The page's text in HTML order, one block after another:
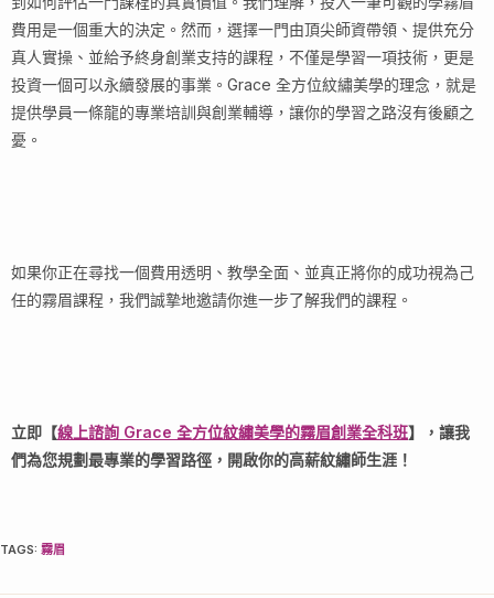
費用是一個重大的決定。然而，選擇一門由頂尖師資帶領、提供充分
真人實操、並給予終身創業支持的課程，不僅是學習一項技術，更是
投資一個可以永續發展的事業。Grace 全方位紋繡美學的理念，就是
提供學員一條龍的專業培訓與創業輔導，讓你的學習之路沒有後顧之
憂。
如果你正在尋找一個費用透明、教學全面、並真正將你的成功視為己
任的霧眉課程，我們誠摯地邀請你進一步了解我們的課程。
立即【線上諮詢 Grace 全方位紋繡美學的霧眉創業全科班】，讓我
們為您規劃最專業的學習路徑，開啟你的高薪紋繡師生涯！
TAGS: 霧眉